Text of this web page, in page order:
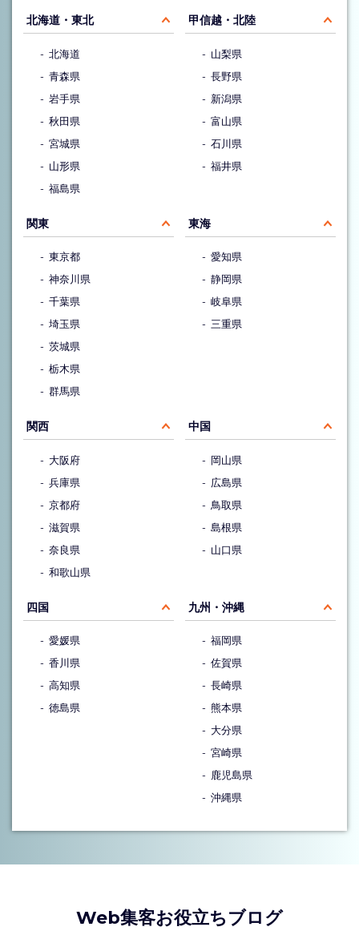
北海道・東北
北海道
青森県
岩手県
秋田県
宮城県
山形県
福島県
甲信越・北陸
山梨県
長野県
新潟県
富山県
石川県
福井県
関東
東京都
神奈川県
千葉県
埼玉県
茨城県
栃木県
群馬県
東海
愛知県
静岡県
岐阜県
三重県
関西
大阪府
兵庫県
京都府
滋賀県
奈良県
和歌山県
中国
岡山県
広島県
鳥取県
島根県
山口県
四国
愛媛県
香川県
高知県
徳島県
九州・沖縄
福岡県
佐賀県
長崎県
熊本県
大分県
宮崎県
鹿児島県
沖縄県
Web集客お役立ちブログ